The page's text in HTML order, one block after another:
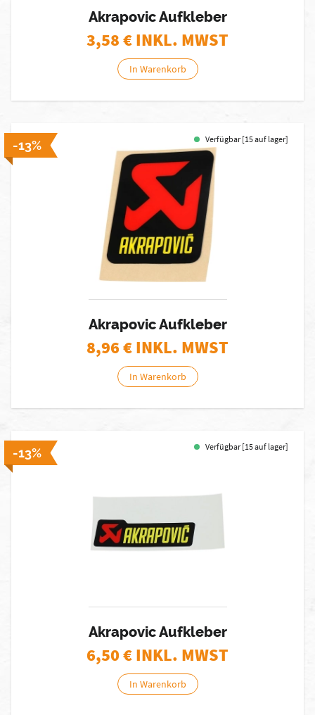
Akrapovic Aufkleber
3,58€ INKL. MWST
In Warenkorb
-13% Verfügbar [15 auf lager]
Akrapovic Aufkleber
8,96€ INKL. MWST
In Warenkorb
-13% Verfügbar [15 auf lager]
Akrapovic Aufkleber
6,50€ INKL. MWST
In Warenkorb